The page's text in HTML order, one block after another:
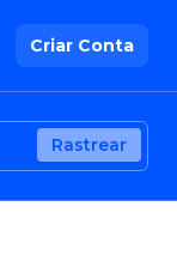
Criar Conta
Rastrear